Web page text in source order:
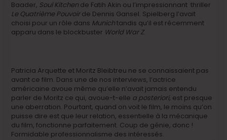
Baader, Soul Kitchen de Fatih Akin ou l’impressionnant thriller
Le Quatrième Pouvoirde Dennis Gansel. Spielberg l’avait
choisi pour un rôle dans Munichtandis qu’il est récemment
apparu dans le blockbuster World War Z.
Patricia Arquette et Moritz Bleibtreu ne se connaissaient pas
avant ce film. Dans une de nos interviews, l’actrice
américaine avoue même qu’elle n’avait jamais entendu
parler de Moritz ce qui, avoue-t-elle a posteriori, est presque
une aberration. Pourtant, quand on voit le film, le moins qu’on
puisse dire est que leur relation, essentielle à la mécanique
du film, fonctionne parfaitement. Coup de génie, donc !
Formidable professionnalisme des intéressés.